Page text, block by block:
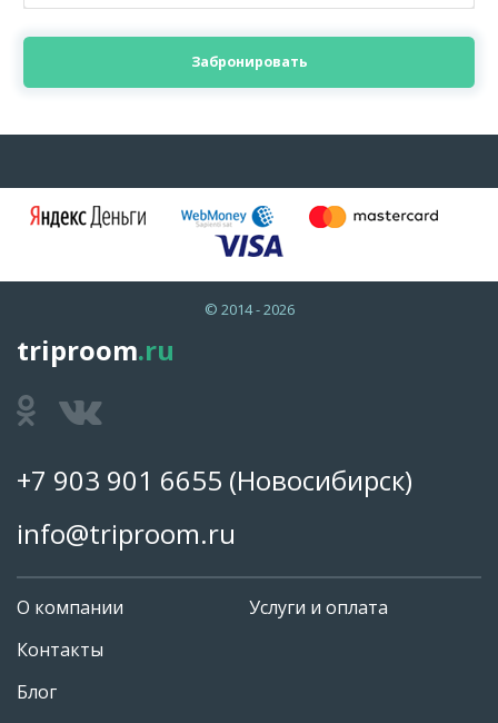
Забронировать
© 2014 - 2026
triproom.ru
+7 903 901 6655 (Новосибирск)
info@triproom.ru
О компании
Контакты
Блог
Услуги и оплата